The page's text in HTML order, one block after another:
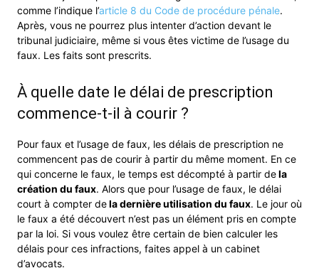
comme l’indique l’article 8 du Code de procédure pénale.
Après, vous ne pourrez plus intenter d’action devant le
tribunal judiciaire, même si vous êtes victime de l’usage du
faux. Les faits sont prescrits.
À quelle date le délai de prescription
commence-t-il à courir ?
Pour faux et l’usage de faux, les délais de prescription ne
commencent pas de courir à partir du même moment. En ce
qui concerne le faux, le temps est décompté à partir dela
création du faux. Alors que pour l’usage de faux, le délai
court à compter dela dernière utilisation du faux. Le jour où
le faux a été découvert n’est pas un élément pris en compte
par la loi. Si vous voulez être certain de bien calculer les
délais pour ces infractions, faites appel à un cabinet
d’avocats.